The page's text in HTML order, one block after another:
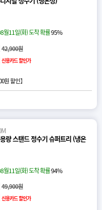
월11일(화) 도착 확률95%
42,900원
신용카드 할인가
원 할인】
량 스탠드 정수기 슈퍼트리 (냉온
월11일(화) 도착 확률94%
49,900원
신용카드 할인가